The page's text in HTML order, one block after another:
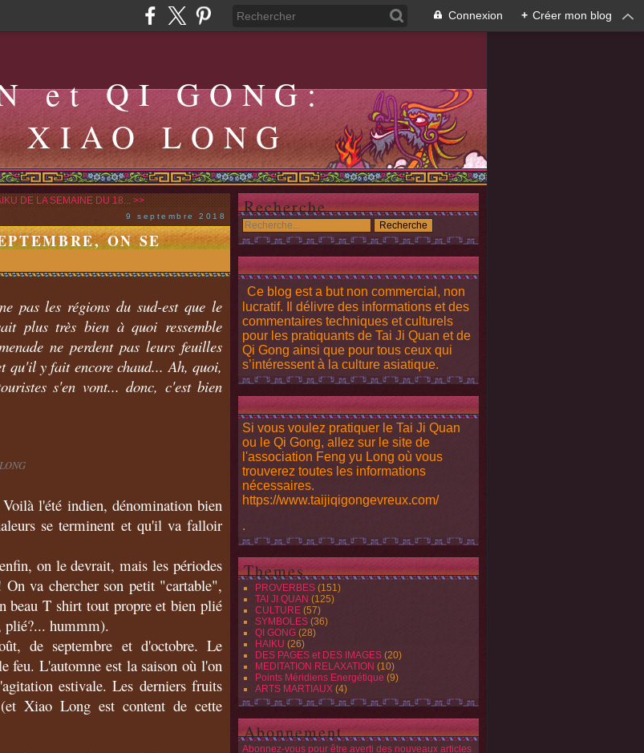
Connexion + Créer mon blog
et QI GONG:
XIAO LONG
DE LA SEMAINE DU 18... >>
9 septembre 2018
ON SE
pas les régions du sud-est que le
plus très bien à quoi ressemble
ne perdent pas leurs feuilles
qu'il y fait encore chaud... Ah, quoi,
s'en vont... donc, c'est bien
l'été indien, dénomination bien
se terminent et qu'il va falloir
on le devrait, mais les périodes
va chercher son petit "cartable",
beau T shirt tout propre et bien plié
plié?... hummm).
de septembre et d'octobre. Le
feu. L'automne est la saison où l'on
estivale. Les derniers fruits
Xiao Long est content de cette
Recherche
Ce blog est a but non commercial, non
lucratif. Il délivre des informations et des
commentaires techniques et culturels
pour les pratiquants de Tai Ji Quan et de
Qi Gong ainsi que pour tous ceux qui
s’intéressent à la culture asiatique.
Si vous voulez pratiquer le Tai Ji Quan
ou le Qi Gong, allez sur le site de
l'association Feng yu Long où vous
trouverez toutes les informations
nécessaires.
https://www.taijiqigongevreux.com/
.
Themes
PROVERBES (151)
TAI JI QUAN (125)
CULTURE (57)
SYMBOLES (36)
QI GONG (28)
HAIKU (26)
DES PAGES et DES IMAGES (20)
MEDITATION RELAXATION (10)
Points Méridiens Energétique (9)
ARTS MARTIAUX (4)
Abonnement
Abonnez-vous pour être averti des nouveaux articles